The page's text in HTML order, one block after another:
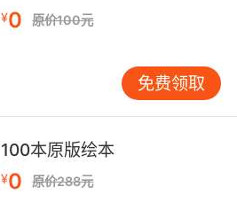
¥0 原价100元
免费领取
100本原版绘本
¥0 原价288元